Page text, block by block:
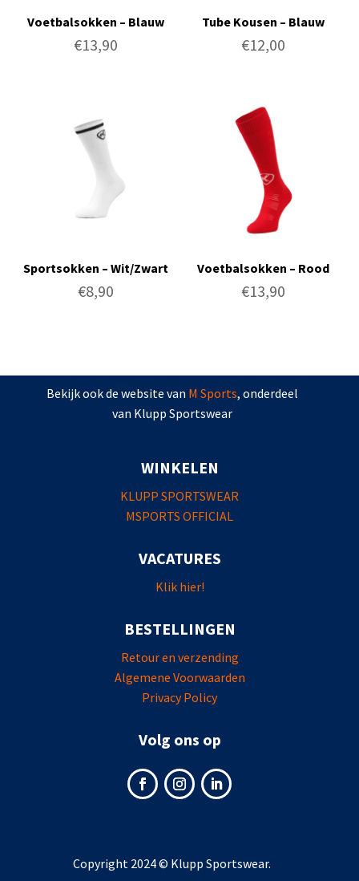
Voetbalsokken – Blauw
€13,90
Tube Kousen – Blauw
€12,00
Sportsokken – Wit/Zwart
€8,90
Voetbalsokken – Rood
€13,90
Bekijk ook de website van M Sports, onderdeel
van Klupp Sportswear
WINKELEN
KLUPP SPORTSWEAR
MSPORTS OFFICIAL
VACATURES
Klik hier!
BESTELLINGEN
Retour en verzending
Algemene Voorwaarden
Privacy Policy
Volg ons op
Copyright 2024 © Klupp Sportswear.